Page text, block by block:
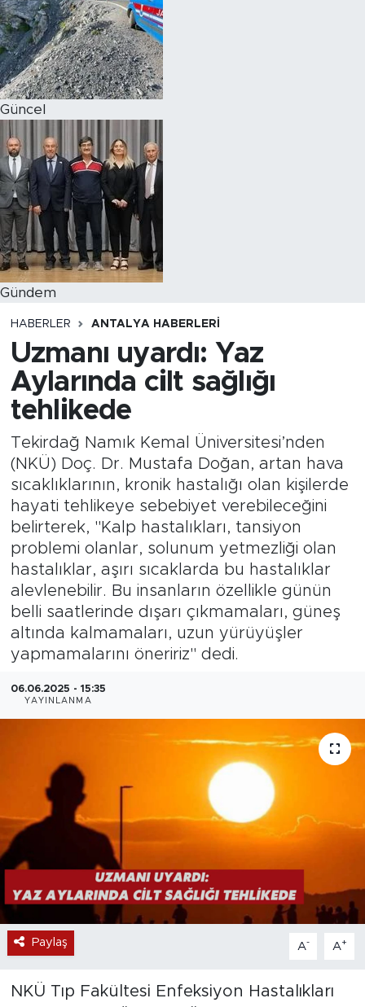
Güncel
Gündem
HABERLER ANTALYA HABERLERI
Uzmanı uyardı: Yaz
Aylarında cilt sağlığı
tehlikede
Tekirdağ Namık Kemal Üniversitesi’nden
(NKÜ) Doç. Dr. Mustafa Doğan, artan hava
sıcaklıklarının, kronik hastalığı olan kişilerde
hayati tehlikeye sebebiyet verebileceğini
belirterek, "Kalp hastalıkları, tansiyon
problemi olanlar, solunum yetmezliği olan
hastalıklar, aşırı sıcaklarda bu hastalıklar
alevlenebilir. Bu insanların özellikle günün
belli saatlerinde dışarı çıkmamaları, güneş
altında kalmamaları, uzun yürüyüşler
yapmamalarını öneririz" dedi.
06.06.2025 - 15:35
YAYINLANMA
Paylaş A- A+
NKÜ Tıp Fakültesi Enfeksiyon Hastalıkları
Magazin
Özel Haber
Politika
Resmi İlanlar
Sağlık
Spor
Turizm